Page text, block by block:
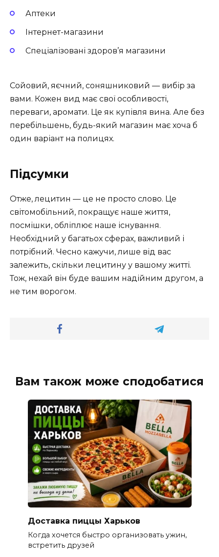
Аптеки
Інтернет-магазини
Спеціалізовані здоров’я магазини
Сойовий, яєчний, соняшниковий — вибір за
вами. Кожен вид має свої особливості,
переваги, аромати. Це як купівля вина. Але без
перебільшень, будь-який магазин має хоча б
один варіант на полицях.
Підсумки
Отже, лецитин — це не просто слово. Це
світомобільний, покращує наше життя,
посмішки, обліплює наше існування.
Необхідний у багатьох сферах, важливий і
потрібний. Чесно кажучи, лише від вас
залежить, скільки лецитину у вашому житті.
Тож, нехай він буде вашим надійним другом, а
не тим ворогом.
Вам також може сподобатися
Доставка пиццы Харьков
Когда хочется быстро организовать ужин,
встретить друзей